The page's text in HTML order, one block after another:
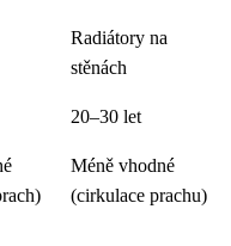
Radiátory na
stěnách
20–30 let
Méně vhodné
(cirkulace prachu)